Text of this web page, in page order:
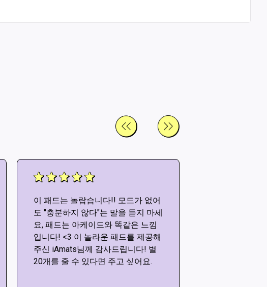
이 패드는 놀랍습니다!! 모드가 없어
도 "충분하지 않다"는 말을 듣지 마세
요, 패드는 아케이드와 똑같은 느낌
입니다! <3 이 놀라운 패드를 제공해
주신 iAmats님께 감사드립니다! 별
20개를 줄 수 있다면 주고 싶어요.